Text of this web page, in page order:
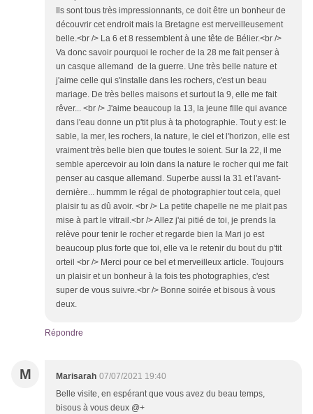
Ils sont tous très impressionnants, ce doit être un bonheur de
découvrir cet endroit mais la Bretagne est merveilleusement
belle.<br /> La 6 et 8 ressemblent à une tête de Bélier.<br />
Va donc savoir pourquoi le rocher de la 28 me fait penser à
un casque allemand de la guerre. Une très belle nature et
j'aime celle qui s'installe dans les rochers, c'est un beau
mariage. De très belles maisons et surtout la 9, elle me fait
rêver... <br /> J'aime beaucoup la 13, la jeune fille qui avance
dans l'eau donne un p'tit plus à ta photographie. Tout y est: le
sable, la mer, les rochers, la nature, le ciel et l'horizon, elle est
vraiment très belle bien que toutes le soient. Sur la 22, il me
semble apercevoir au loin dans la nature le rocher qui me fait
penser au casque allemand. Superbe aussi la 31 et l'avant-
dernière... hummm le régal de photographier tout cela, quel
plaisir tu as dû avoir. <br /> La petite chapelle ne me plait pas
mise à part le vitrail.<br /> Allez j'ai pitié de toi, je prends la
relève pour tenir le rocher et regarde bien la Mari jo est
beaucoup plus forte que toi, elle va le retenir du bout du p'tit
orteil <br /> Merci pour ce bel et merveilleux article. Toujours
un plaisir et un bonheur à la fois tes photographies, c'est
super de vous suivre.<br /> Bonne soirée et bisous à vous
deux.
Répondre
M Marisarah 07/07/2021 19:40
Belle visite, en espérant que vous avez du beau temps,
bisous à vous deux @+